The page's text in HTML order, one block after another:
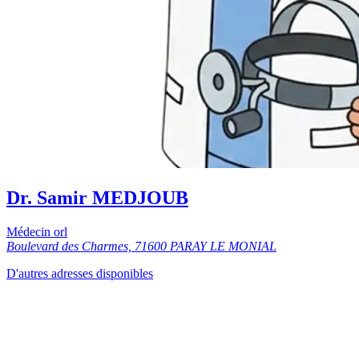
Dr. Samir MEDJOUB
Médecin orl
Boulevard des Charmes, 71600 PARAY LE MONIAL
D'autres adresses disponibles